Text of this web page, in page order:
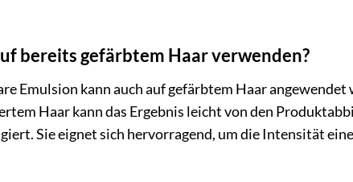
bereits gefärbtem Haar verwenden?
Emulsion kann auch auf gefärbtem Haar
Haar kann das Ergebnis leicht von den
Sie eignet sich hervorragend, um die Intensität